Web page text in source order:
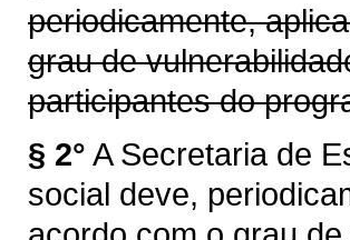
periodicamente,
grau de
participantes do
§ 2° A Secretaria de
social deve,